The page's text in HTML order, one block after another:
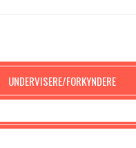
UNDERVISERE/FORKYNDERE